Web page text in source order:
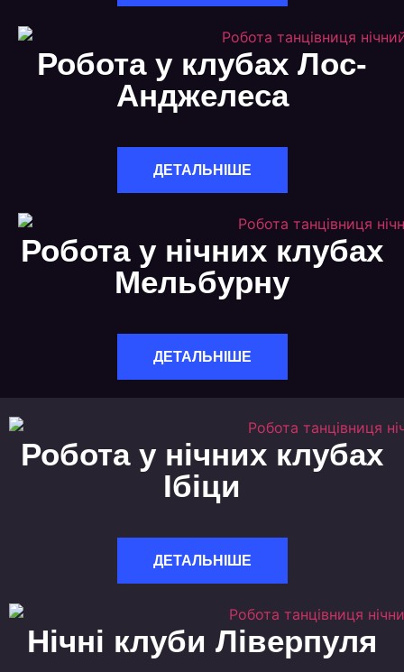
Робота у клубах Лос-
Анджелеса
ДЕТАЛЬНІШЕ
Робота у нічних клубах
Мельбурну
ДЕТАЛЬНІШЕ
Робота у нічних клубах
Ібіци
ДЕТАЛЬНІШЕ
Нічні клуби Ліверпуля